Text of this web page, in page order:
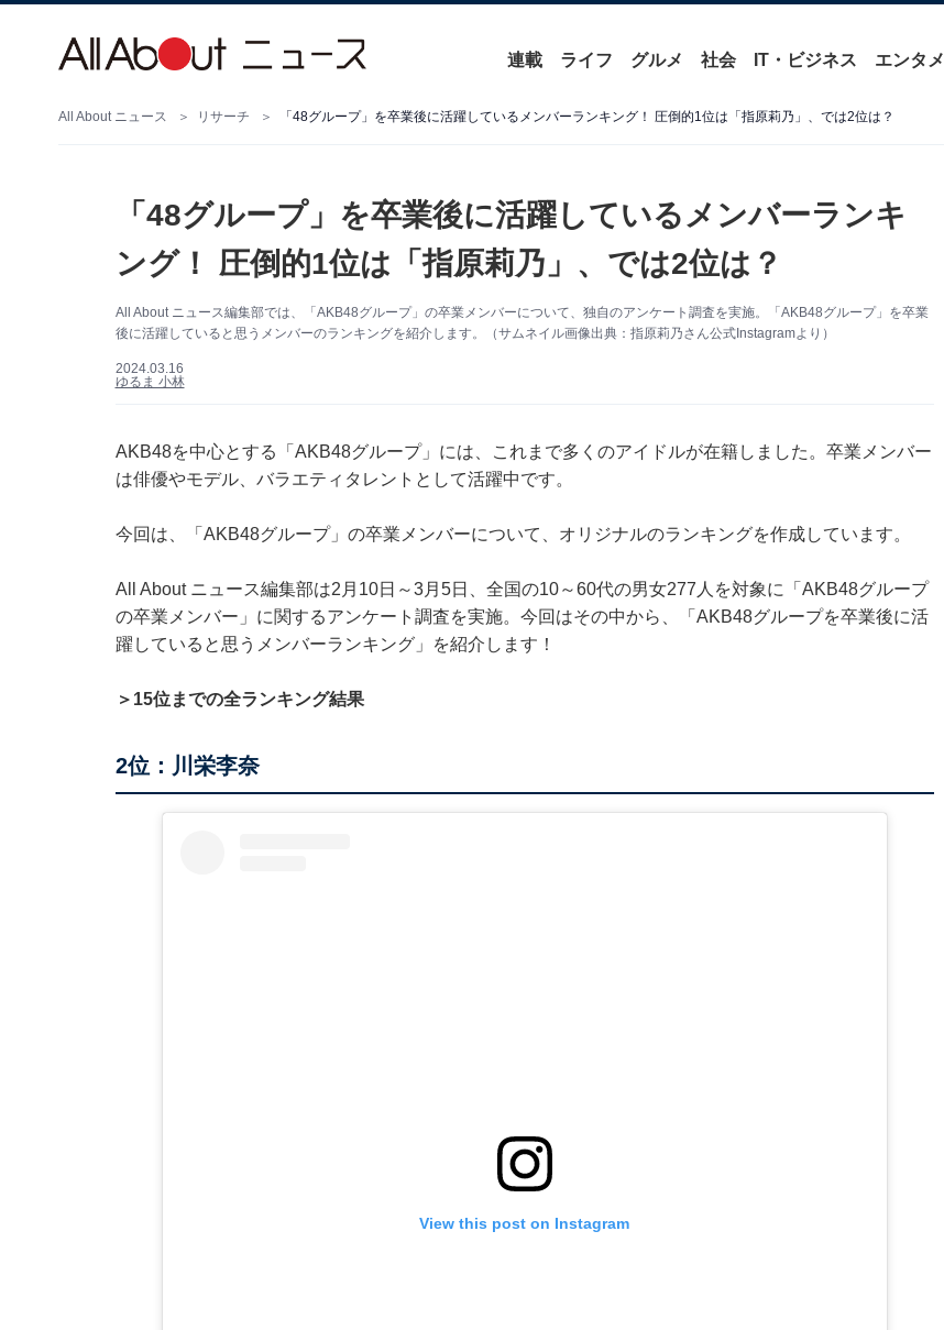
連載 ライフ グルメ 社会 IT・ビジネス エンタメ
All About ニュース リサーチ 「48グループ」を卒業後に活躍しているメンバーランキング！ 圧倒的1位は「指原莉乃」、では2位は？
「48グループ」を卒業後に活躍しているメンバーランキ
ング！ 圧倒的1位は「指原莉乃」、では2位は？
All About ニュース編集部では、「AKB48グループ」の卒業メンバーについて、独自のアンケート調査を実施。「AKB48グループ」を卒業
後に活躍していると思うメンバーのランキングを紹介します。（サムネイル画像出典：指原莉乃さん公式Instagramより）
2024.03.16
ゆるま 小林
AKB48を中心とする「AKB48グループ」には、これまで多くのアイドルが在籍しました。卒業メンバー
は俳優やモデル、バラエティタレントとして活躍中です。
今回は、「AKB48グループ」の卒業メンバーについて、オリジナルのランキングを作成しています。
All About ニュース編集部は2月10日～3月5日、全国の10～60代の男女277人を対象に「AKB48グループ
の卒業メンバー」に関するアンケート調査を実施。今回はその中から、「AKB48グループを卒業後に活
躍していると思うメンバーランキング」を紹介します！
＞15位までの全ランキング結果
2位：川栄李奈
View this post on Instagram